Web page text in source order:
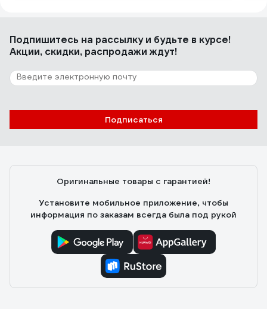
Подпишитесь на рассылкуи будьте в курсе!
Акции, скидки, распродажи ждут!
Подписаться
Оригинальные товары с гарантией!
Установите мобильное приложение, чтобы
информация по заказам всегда была под рукой